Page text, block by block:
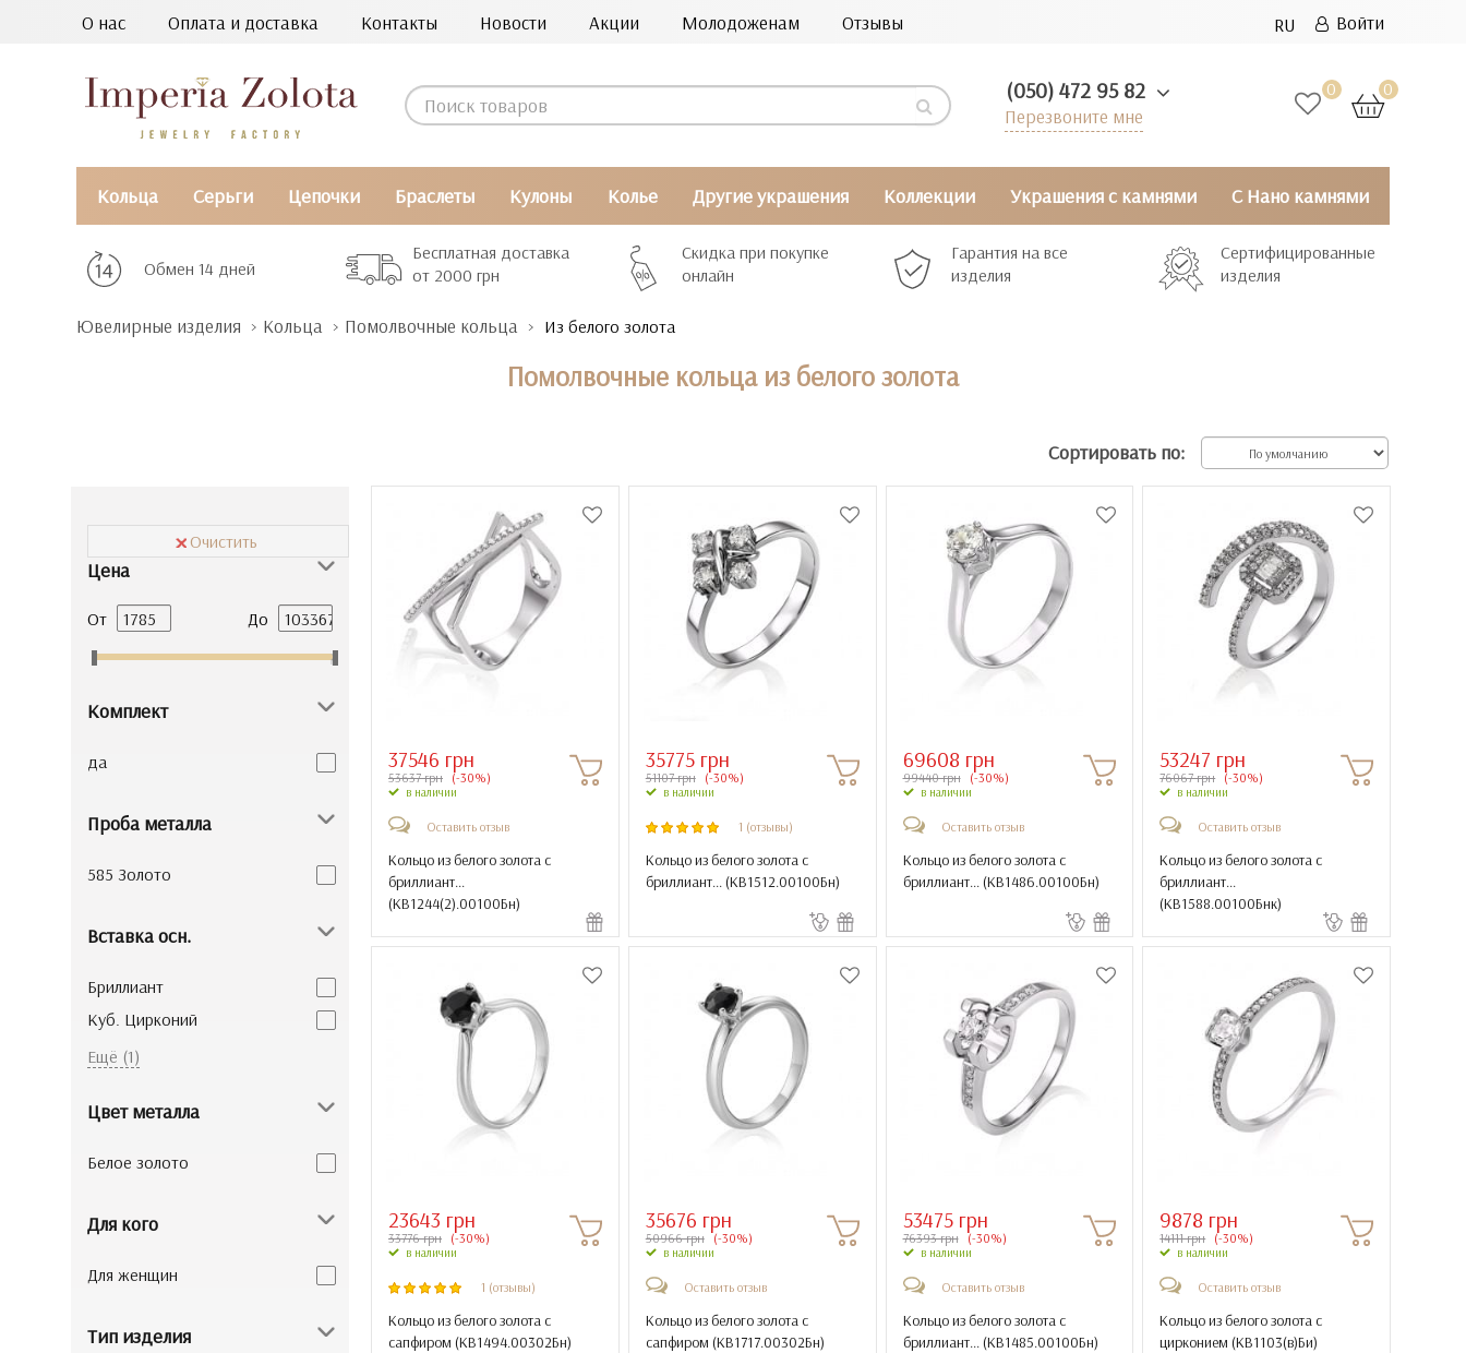
О нас Оплата и доставка Контакты Новости Акции Молодоженам Отзывы RU Войти
0 0
(050) 472 95 82
Перезвоните мне
Кольца Серьги Цепочки Браслеты Кулоны Колье Другие украшения Коллекции Украшения с камнями С Нано камнями
Обмен 14 дней
Бесплатная доставка
от 2000 грн
Скидка при покупке
онлайн
Гарантия на все
изделия
Сертифицированные
изделия
Ювелирные изделия Кольца Помолвочные кольца Из белого золота
Помолвочные кольца из белого золота
Очистить
Цена
От До
Комплект
да
Проба металла
585 Золото
Вставка осн.
Бриллиант
Куб. Цирконий
Сапфир
Ещё (1)
Цвет металла
Белое золото
Для кого
Для женщин
Тип изделия
Сортировать по:
37546 грн
53637 грн (-30%)
в наличии
Оставить отзыв
Кольцо из белого золота с
бриллиант...
(КВ1244(2).00100Бн)
35775 грн
51107 грн (-30%)
в наличии
1 (отзывы)
Кольцо из белого золота с
бриллиант... (КВ1512.00100Бн)
69608 грн
99440 грн (-30%)
в наличии
Оставить отзыв
Кольцо из белого золота с
бриллиант... (КВ1486.00100Бн)
53247 грн
76067 грн (-30%)
в наличии
Оставить отзыв
Кольцо из белого золота с
бриллиант...
(КВ1588.00100Бнк)
23643 грн
33776 грн (-30%)
в наличии
1 (отзывы)
Кольцо из белого золота с
сапфиром (КВ1494.00302Бн)
35676 грн
50966 грн (-30%)
в наличии
Оставить отзыв
Кольцо из белого золота с
сапфиром (КВ1717.00302Бн)
53475 грн
76393 грн (-30%)
в наличии
Оставить отзыв
Кольцо из белого золота с
бриллиант... (КВ1485.00100Бн)
9878 грн
14111 грн (-30%)
в наличии
Оставить отзыв
Кольцо из белого золота с
цирконием (КВ1103(в)Би)